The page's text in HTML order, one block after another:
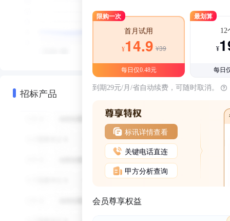
招标产品
限购一次
首月试用
¥14.9 ¥39
每日仅0.48元
最划算
12
¥
每日
到期29元/月/省自动续费，可随时取消。
标讯详情查看
关键电话直连
甲方分析查询
会员尊享权益